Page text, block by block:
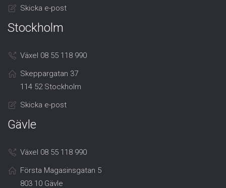
Skicka e-post
Stockholm
Växel 08 55 118 990
Skeppargatan 37
114 52 Stockholm
Skicka e-post
Gävle
Växel 08 55 118 990
Första Magasinsgatan 5
803 10 Gävle